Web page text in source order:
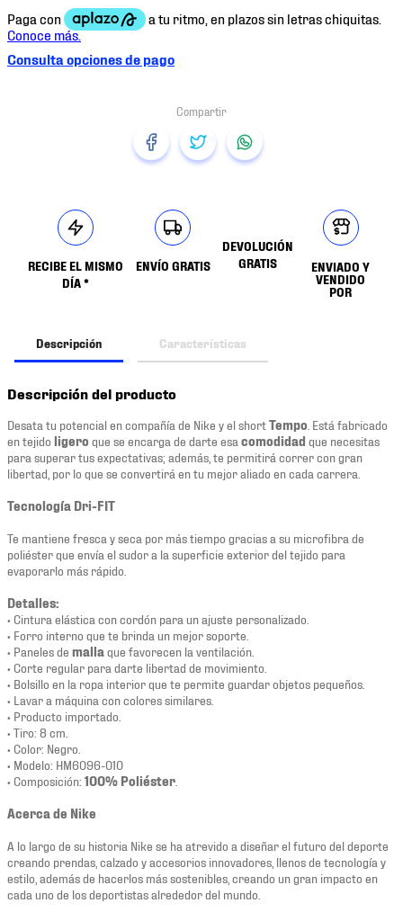
Consulta opciones de pago
RECIBE EL MISMO
DÍA *
ENVÍO GRATIS
DEVOLUCIÓN
GRATIS
ENVIADO Y
VENDIDO
POR
Descripción Características
Descripción del producto
Desata tu potencial en compañía de Nike y el shortTempo . Está fabricado
en tejido ligero que se encarga de darte esa comodidad que necesitas
para superar tus expectativas; además, te permitirá correr con gran
libertad, por lo que se convertirá en tu mejor aliado en cada carrera.
Tecnología Dri-FIT
Te mantiene fresca y seca por más tiempo gracias a su microfibra de
poliéster que envía el sudor a la superficie exterior del tejido para
evaporarlo más rápido.
Detalles:
• Cintura elástica con cordón para un ajuste personalizado.
• Forro interno que te brinda un mejor soporte.
• Paneles de malla que favorecen la ventilación.
• Corte regular para darte libertad de movimiento.
• Bolsillo en la ropa interior que te permite guardar objetos pequeños.
• Lavar a máquina con colores similares.
• Producto importado.
• Tiro: 8 cm.
• Color: Negro.
• Modelo: HM6096-010
• Composición: 100% Poliéster
Acerca de Nike
A lo largo de su historia Nike se ha atrevido a diseñar el futuro del deporte
creando prendas, calzado y accesorios innovadores, llenos de tecnología y
estilo, además de hacerlos más sostenibles, creando un gran impacto en
cada uno de los deportistas alrededor del mundo.